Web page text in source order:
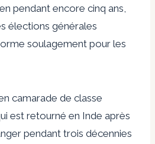
pendant encore cinq ans,
élections générales
soulagement pour les
camarade de classe
est retourné en Inde après
pendant trois décennies